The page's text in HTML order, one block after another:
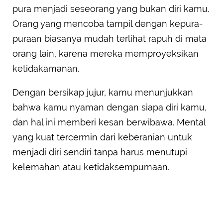
pura menjadi seseorang yang bukan diri kamu.
Orang yang mencoba tampil dengan kepura-
puraan biasanya mudah terlihat rapuh di mata
orang lain, karena mereka memproyeksikan
ketidakamanan.
Dengan bersikap jujur, kamu menunjukkan
bahwa kamu nyaman dengan siapa diri kamu,
dan hal ini memberi kesan berwibawa. Mental
yang kuat tercermin dari keberanian untuk
menjadi diri sendiri tanpa harus menutupi
kelemahan atau ketidaksempurnaan.